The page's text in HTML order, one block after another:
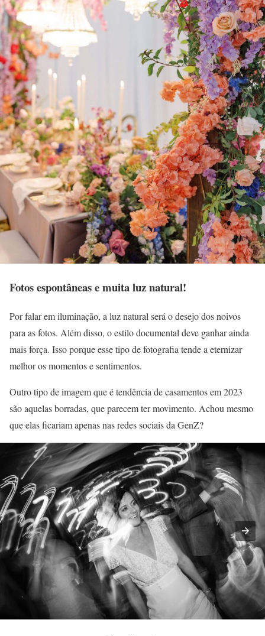
Fotos espontâneas e muita luz natural!
Por falar em iluminação, a luz natural será o desejo dos noivos
para as fotos. Além disso, o estilo documental deve ganhar ainda
mais força. Isso porque esse tipo de fotografia tende a eternizar
melhor os momentos e sentimentos.
Outro tipo de imagem que é tendência de casamentos em 2023
são aquelas borradas, que parecem ter movimento. Achou mesmo
que elas ficariam apenas nas redes sociais da GenZ?